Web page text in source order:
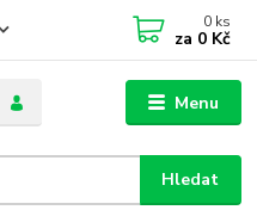
Menu
Hledat
0 ks
za 0 Kč